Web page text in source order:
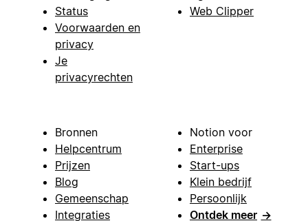
Status
Voorwaarden en
privacy
Je
privacyrechten
Web Clipper
Bronnen
Helpcentrum
Prijzen
Blog
Gemeenschap
Integraties
Notion voor
Enterprise
Start-ups
Klein bedrijf
Persoonlijk
Ontdek meer →